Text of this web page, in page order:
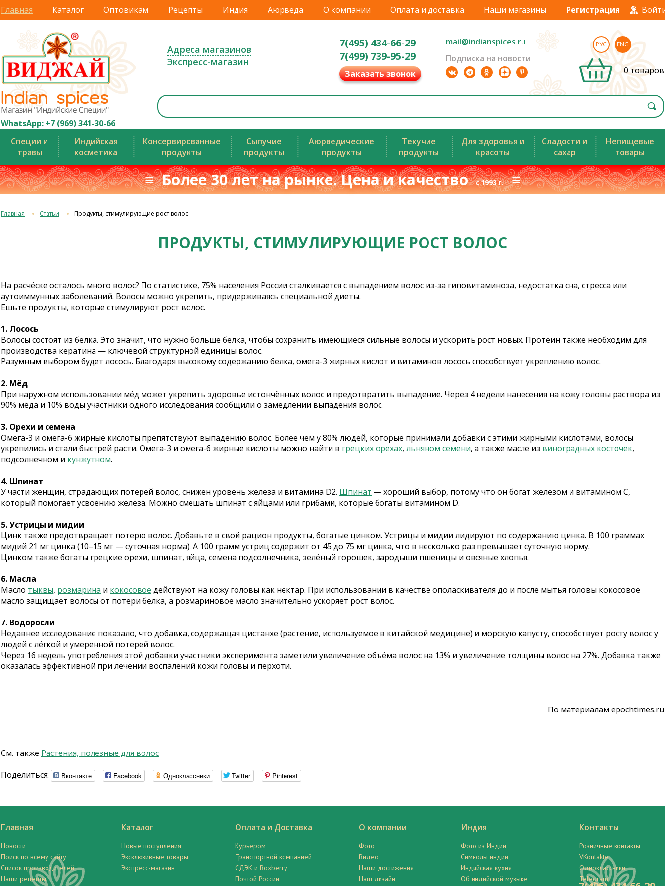
Главная Каталог Оптовикам Рецепты Индия Аюрведа О компании Оплата и доставка Наши магазины Регистрация
WhatsApp: +7 (969) 341-30-66
Адреса магазинов
Экспресс-магазин
7(495) 434-66-29
7(499) 739-95-29
Заказать звонок
mail@indianspices.ru
Подписка на новости
РУС ENG
0 товаров
Специи и
травы
Индийская
косметика
Консервированные
продукты
Сыпучие
продукты
Аюрведические
продукты
Текучие
продукты
Для здоровья и
красоты
Сладости и
сахар
Непищевые
товары
≡ Более 30 лет на рынке. Цена и качествос 1993 г.≡
Главная Статьи Продукты, стимулирующие рост волос
ПРОДУКТЫ, СТИМУЛИРУЮЩИЕ РОСТ ВОЛОС
На расчёске осталось много волос? По статистике, 75% населения России сталкивается с выпадением волос из-за гиповитаминоза, недостатка сна, стресса или
аутоиммунных заболеваний. Волосы можно укрепить, придерживаясь специальной диеты.
Ешьте продукты, которые стимулируют рост волос.
1. Лосось
Волосы состоят из белка. Это значит, что нужно больше белка, чтобы сохранить имеющиеся сильные волосы и ускорить рост новых. Протеин также необходим для
производства кератина — ключевой структурной единицы волос.
Разумным выбором будет лосось. Благодаря высокому содержанию белка, омега-3 жирных кислот и витаминов лосось способствует укреплению волос.
2. Мёд
При наружном использовании мёд может укрепить здоровье истончённых волос и предотвратить выпадение. Через 4 недели нанесения на кожу головы раствора из
90% мёда и 10% воды участники одного исследования сообщили о замедлении выпадения волос.
3. Орехи и семена
Омега-3 и омега-6 жирные кислоты препятствуют выпадению волос. Более чем у 80% людей, которые принимали добавки с этими жирными кислотами, волосы
укрепились и стали быстрей расти. Омега-3 и омега-6 жирные кислоты можно найти в грецких орехах, льняном семени, а также масле из виноградных косточек,
подсолнечном и кунжутном.
4. Шпинат
У части женщин, страдающих потерей волос, снижен уровень железа и витамина D2. Шпинат — хороший выбор, потому что он богат железом и витамином С,
который помогает усвоению железа. Можно смешать шпинат с яйцами или грибами, которые богаты витамином D.
5. Устрицы и мидии
Цинк также предотвращает потерю волос. Добавьте в свой рацион продукты, богатые цинком. Устрицы и мидии лидируют по содержанию цинка. В 100 граммах
мидий 21 мг цинка (10–15 мг — суточная норма). А 100 грамм устриц содержит от 45 до 75 мг цинка, что в несколько раз превышает суточную норму.
Цинком также богаты грецкие орехи, шпинат, яйца, семена подсолнечника, зелёный горошек, зародыши пшеницы и овсяные хлопья.
6. Масла
Масло тыквы, розмарина и кокосовое действуют на кожу головы как нектар. При использовании в качестве ополаскивателя до и после мытья головы кокосовое
масло защищает волосы от потери белка, а розмариновое масло значительно ускоряет рост волос.
7. Водоросли
Недавнее исследование показало, что добавка, содержащая цистанхе (растение, используемое в китайской медицине) и морскую капусту, способствует росту волос у
людей с лёгкой и умеренной потерей волос.
Через 16 недель употребления этой добавки участники эксперимента заметили увеличение объёма волос на 13% и увеличение толщины волос на 27%. Добавка также
оказалась эффективной при лечении воспалений кожи головы и перхоти.
По материалам epochtimes.ru
См. также Растения, полезные для волос
Поделиться:
Вконтакте Facebook Одноклассники Twitter Pinterest
Главная
Новости
Поиск по всему сайту
Список производителей
Наши рецепты
Каталог
Новые поступления
Эксклюзивные товары
Экспресс-магазин
Оплата и Доставка
Курьером
Транспортной компанией
СДЭК и Boxberry
Почтой России
О компании
Фото
Видео
Наши достижения
Наш дизайн
Индия
Фото из Индии
Символы индии
Индийская кухня
Об индийской музыке
Контакты
Розничные контакты
VKontakte
Одноклассники
Telegram